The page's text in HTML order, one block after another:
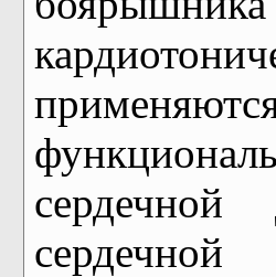
сердечной